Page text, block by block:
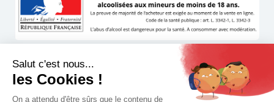
L'abus d'alcool est dangereux pour la santé, à consommer
© 1999 - 2026 Hachette Vins Shop • Tous droits réservés